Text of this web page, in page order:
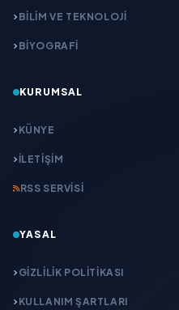
BİLİM VE TEKNOLOJİ
BİYOGRAFİ
KURUMSAL
KÜNYE
İLETIŞIM
RSS SERVISI
YASAL
GIZLILIK POLITIKASI
KULLANIM ŞARTLARI